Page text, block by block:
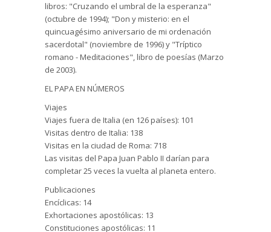
libros: "Cruzando el umbral de la esperanza"
(octubre de 1994); "Don y misterio: en el
quincuagésimo aniversario de mi ordenación
sacerdotal" (noviembre de 1996) y "Tríptico
romano - Meditaciones", libro de poesías (Marzo
de 2003).
EL PAPA EN NÚMEROS
Viajes
Viajes fuera de Italia (en 126 países): 101
Visitas dentro de Italia: 138
Visitas en la ciudad de Roma: 718
Las visitas del Papa Juan Pablo II darían para
completar 25 veces la vuelta al planeta entero.
Publicaciones
Encíclicas: 14
Exhortaciones apostólicas: 13
Constituciones apostólicas: 11